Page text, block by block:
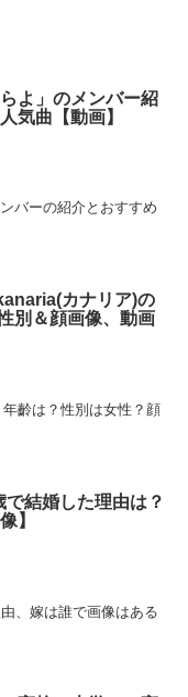
よ」のメンバー紹
気曲【動画】
バーの紹介とおすすめ
カナリア)の
別＆顔画像、動画
齡は？性別は女性？顔
で結婚した理由は？
】
、嫁は誰で画像はある